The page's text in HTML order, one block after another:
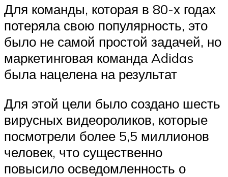
Для команды, которая в 80-х годах
потеряла свою популярность, это
было не самой простой задачей, но
маркетинговая команда Adidas
была нацелена на результат
Для этой цели было создано шесть
вирусных видеороликов, которые
посмотрели более 5,5 миллионов
человек, что существенно
повысило осведомленность о